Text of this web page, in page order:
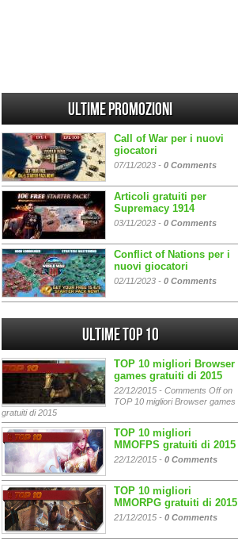
Ultime promozioni
Call of War per i nuovi
giocatori
07/11/2023 - 0 Comments
Articoli gratuiti per
Supremacy 1914
03/11/2023 - 0 Comments
Conflict of Nations per i
nuovi giocatori
02/11/2023 - 0 Comments
Ultime Top 10
TOP 10 migliori Browser
games gratuiti di 2015
22/12/2015 - Comments Offon
TOP 10 migliori Browser games
gratuiti di 2015
TOP 10 migliori
MMOFPS gratuiti di 2015
22/12/2015 - 0 Comments
TOP 10 migliori
MMORPG gratuiti di 2015
21/12/2015 - 0 Comments